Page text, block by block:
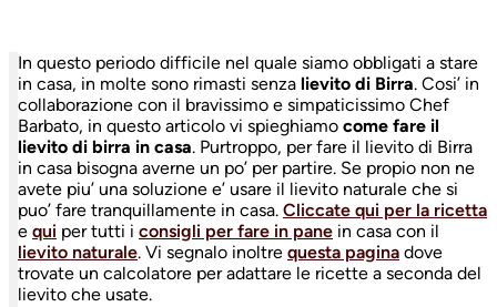
In questo periodo difficile nel quale siamo obbligati a stare
in casa, in molte sono rimasti senza lievito di Birra. Cosi’ in
collaborazione con il bravissimo e simpaticissimo Chef
Barbato, in questo articolo vi spieghiamo come fare il
lievito di birra in casa. Purtroppo, per fare il lievito di Birra
in casa bisogna averne un po’ per partire. Se propio non ne
avete piu’ una soluzione e’ usare il lievito naturale che si
puo’ fare tranquillamente in casa. Cliccate qui per la ricetta
e qui per tutti i consigli per fare in pane in casa con il
lievito naturale. Vi segnalo inoltre questa pagina dove
trovate un calcolatore per adattare le ricette a seconda del
lievito che usate.